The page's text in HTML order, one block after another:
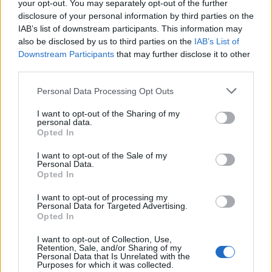
your opt-out. You may separately opt-out of the further
disclosure of your personal information by third parties on the
IAB’s list of downstream participants. This information may
also be disclosed by us to third parties on the IAB’s List of
Downstream Participants that may further disclose it to other
Personal Data Processing Opt Outs
I want to opt-out of the Sharing of my
personal data.
Opted In
I want to opt-out of the Sale of my
Personal Data.
Opted In
I want to opt-out of processing my
Personal Data for Targeted Advertising.
Opted In
I want to opt-out of Collection, Use,
Retention, Sale, and/or Sharing of my
Personal Data that Is Unrelated with the
Purposes for which it was collected.
2011. szeptember 14., szerda
2011. szeptember 13., kedd
2011. szeptember 13., kedd